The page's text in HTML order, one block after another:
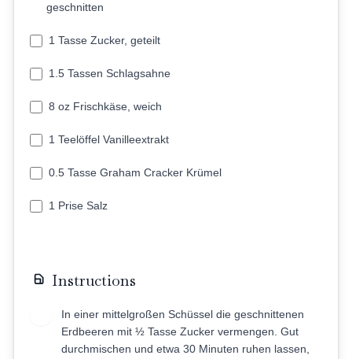
geschnitten
1 Tasse Zucker, geteilt
1.5 Tassen Schlagsahne
8 oz Frischkäse, weich
1 Teelöffel Vanilleextrakt
0.5 Tasse Graham Cracker Krümel
1 Prise Salz
Instructions
In einer mittelgroßen Schüssel die geschnittenen
Erdbeeren mit ½ Tasse Zucker vermengen. Gut
durchmischen und etwa 30 Minuten ruhen lassen,